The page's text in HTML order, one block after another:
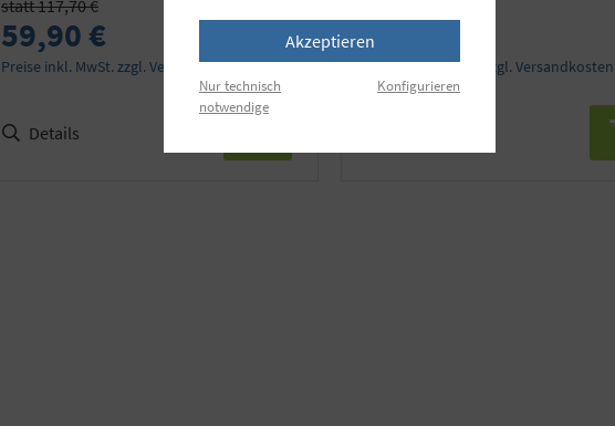
statt 117,70 €
59,90 €
Preise inkl. MwSt. zzgl. Versandkosten
Details
139,90 €
Preise inkl. MwSt. zzgl. Versandkosten
Akzeptieren
Nur technisch
notwendige
Konfigurieren